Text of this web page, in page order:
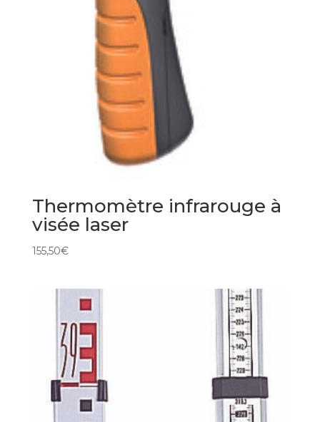
Thermomètre infrarouge à
visée laser
155,50€